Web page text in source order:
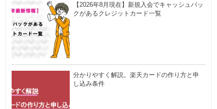
【2026年8月現在】新規入会でキャッシュバッ
クがあるクレジットカード一覧
分かりやすく解説。楽天カードの作り方と申
し込み条件